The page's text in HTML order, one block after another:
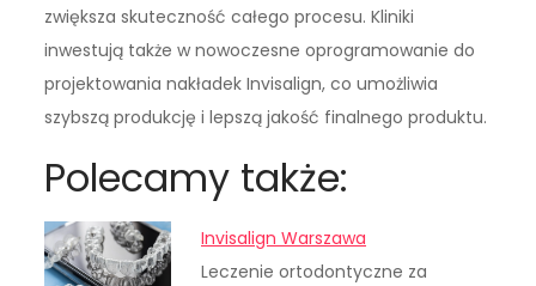
zwiększa skuteczność całego procesu. Kliniki
inwestują także w nowoczesne oprogramowanie do
projektowania nakładek Invisalign, co umożliwia
szybszą produkcję i lepszą jakość finalnego produktu.
Polecamy także:
Invisalign Warszawa
Leczenie ortodontyczne za